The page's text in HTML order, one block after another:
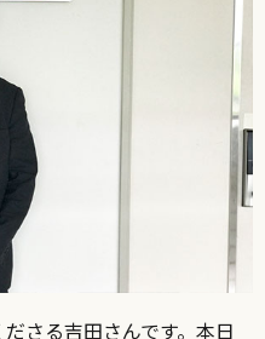
さる吉田さんです。本日